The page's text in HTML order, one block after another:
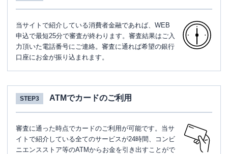
当サイトで紹介している消費者金融であれば、WEB
申込で最短25分で審査が終わります。審査結果はご入
力頂いた電話番号にご連絡。審査に通れば希望の銀行
口座にお金が振り込まれます。
STEP3 ATMでカードのご利用
審査に通った時点でカードのご利用が可能です。当サ
イトで紹介している全てのサービスが24時間、コンビ
ニエンスストア等のATMからお金を引き出すことがで